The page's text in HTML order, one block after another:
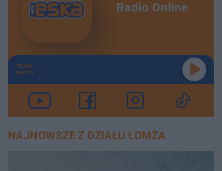
Radio Online
TERAZ
GRAMY
NAJNOWSZE Z DZIAŁU ŁOMŻA